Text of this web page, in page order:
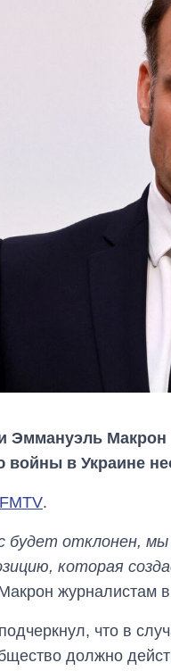
Эммануэль Макрон
войны в Украине
.
будет отклонен,
которая
журналистам
что в
должно